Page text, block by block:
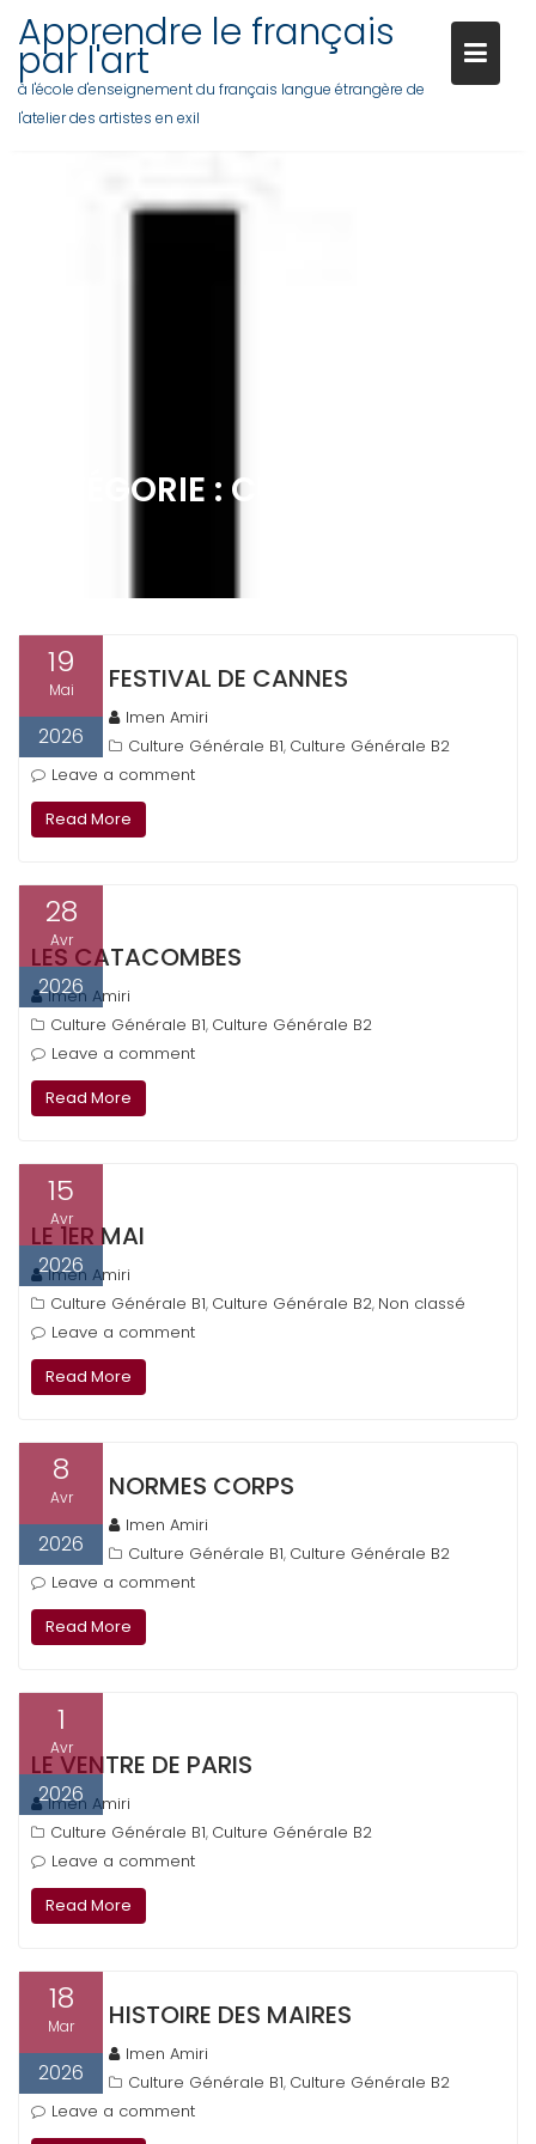
content
Apprendre le français
par l'art
à l'école d'enseignement du français langue étrangère de
l'atelier des artistes en exil
CATÉGORIE : CULTURE
19
Mai
2026
FESTIVAL DE CANNES
Imen Amiri
Culture Générale B1, Culture Générale B2
Leave a comment
Read More
28
Avr
2026
LES CATACOMBES
Imen Amiri
Culture Générale B1, Culture Générale B2
Leave a comment
Read More
15
Avr
2026
LE 1ER MAI
Imen Amiri
Culture Générale B1, Culture Générale B2, Non classé
Leave a comment
Read More
8
Avr
2026
NORMES CORPS
Imen Amiri
Culture Générale B1, Culture Générale B2
Leave a comment
Read More
1
Avr
2026
LE VENTRE DE PARIS
Imen Amiri
Culture Générale B1, Culture Générale B2
Leave a comment
Read More
18
Mar
2026
HISTOIRE DES MAIRES
Imen Amiri
Culture Générale B1, Culture Générale B2
Leave a comment